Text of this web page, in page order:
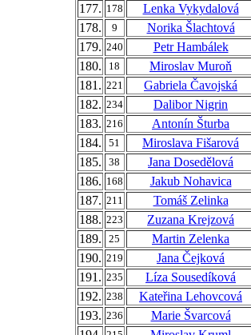
177. 178
Lenka Vykydalová
178.
9
Norika Šlachtová
179. 240
Petr Hambálek
180.
18
Miroslav Muroň
181. 221
Gabriela Čavojská
182. 234
Dalibor Nigrin
183. 216
Antonín Šturba
184.
51
Miroslava Fišarová
185.
38
Jana Dosedělová
186. 168
Jakub Nohavica
187. 211
Tomáš Zelinka
188. 223
Zuzana Krejzová
189.
25
Martin Zelenka
190. 219
Jana Čejková
191. 235
Líza Sousedíková
192. 238
Kateřina Lehovcová
193. 236
Marie Švarcová